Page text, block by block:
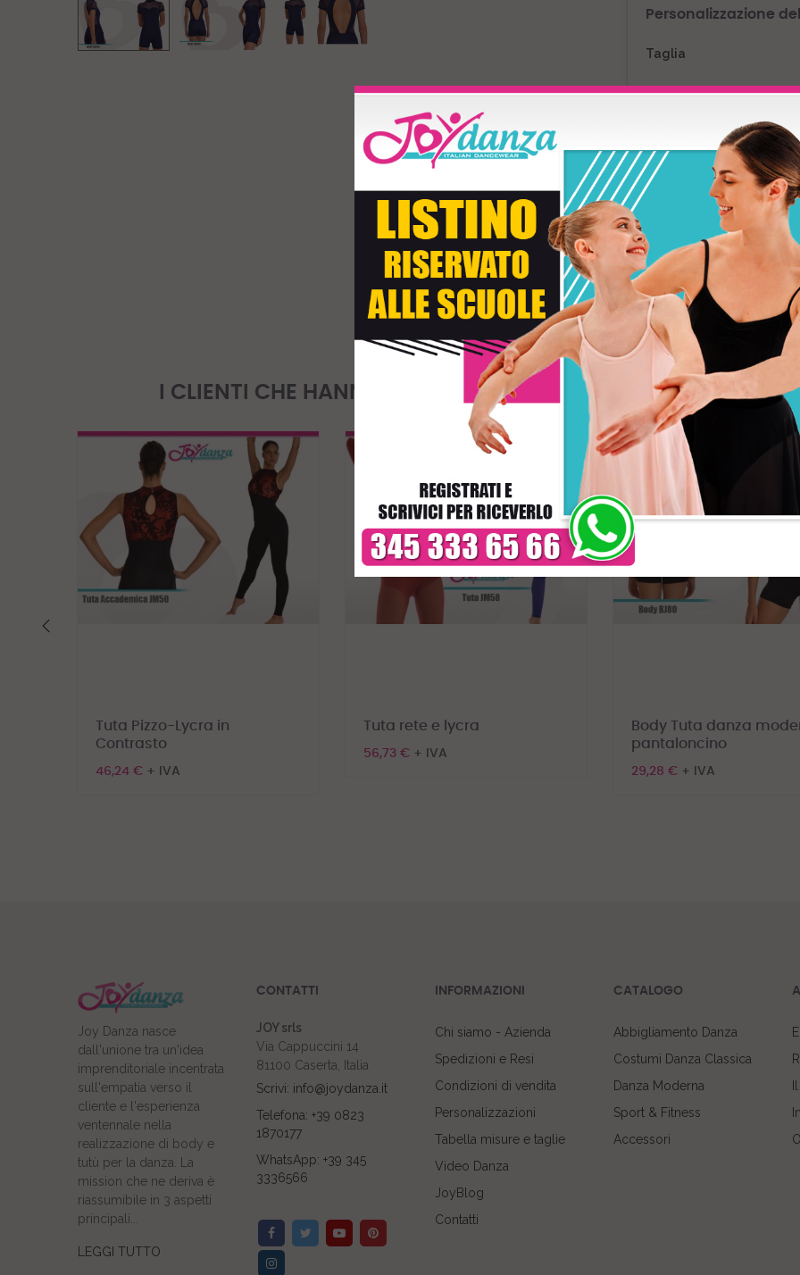
Personalizzazione
Taglia
Tessuto Colore
Secondo Colore
*
TEMPI DI CONSEGNA: 5-
I CLIENTI CHE HANNO ACQUISTATO QUESTO PRODOTTO
Tuta Pizzo-Lycra in
Contrasto
46,24 € + IVA
Tuta rete e lycra
56,73 € + IVA
Body Tuta danza
pantaloncino
29,28 € + IVA
Joy Danza nasce
dall'unione tra un'idea
imprenditoriale incentrata
sull'empatia verso il
cliente e l'esperienza
ventennale nella
realizzazione di body e
tutù per la danza. La
mission che ne deriva è
riassumibile in 3 aspetti
principali...
LEGGI TUTTO
CONTATTI
JOY srls
Via Cappuccini 14
81100 Caserta, Italia
Scrivi: info@joydanza.it
Telefona: +39 0823
1870177
WhatsApp: +39 345
3336566
INFORMAZIONI
Chi siamo - Azienda
Spedizioni e Resi
Condizioni di vendita
Personalizzazioni
Tabella misure e taglie
Video Danza
JoyBlog
Contatti
CATALOGO
Abbigliamento Danza
Costumi Danza Classica
Danza Moderna
Sport & Fitness
Accessori